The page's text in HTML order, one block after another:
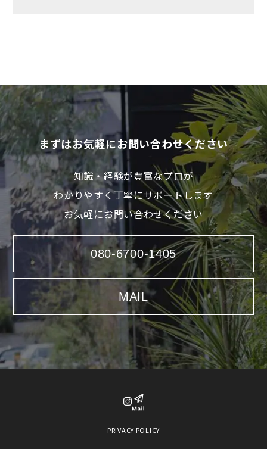
まずはお気軽にお問い合わせください
知識・経験が豊富なプロが
わかりやすく丁寧にサポートします
お気軽にお問い合わせください
080-6700-1405
MAIL
PRIVACY POLICY